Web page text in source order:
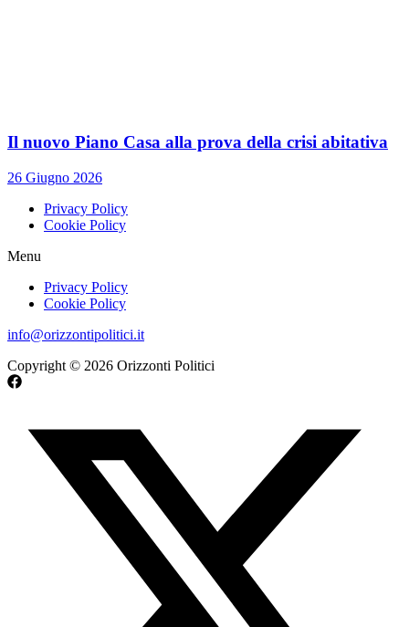
Il nuovo Piano Casa alla prova della crisi abitativa
26 Giugno 2026
Privacy Policy
Cookie Policy
Menu
Privacy Policy
Cookie Policy
info@orizzontipolitici.it
Copyright © 2026 Orizzonti Politici